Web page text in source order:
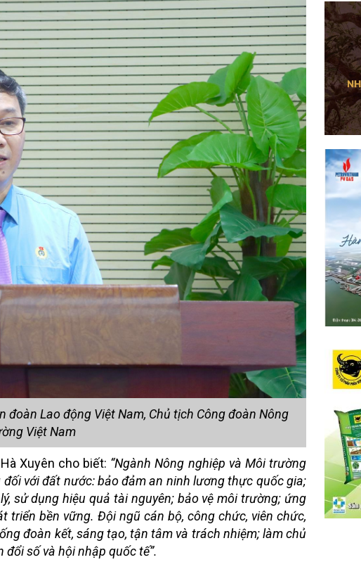
đoàn Lao động Việt Nam, Chủ tịch Công đoàn Nông
Việt Nam
Xuyên cho biết: “Ngành Nông nghiệp và Môi trường
với đất nước: bảo đảm an ninh lương thực quốc gia;
sử dụng hiệu quả tài nguyên; bảo vệ môi trường; ứng
bền vững. Đội ngũ cán bộ, công chức, viên chức,
đoàn kết, sáng tạo, tận tâm và trách nhiệm; làm chủ
số và hội nhập quốc tế”.